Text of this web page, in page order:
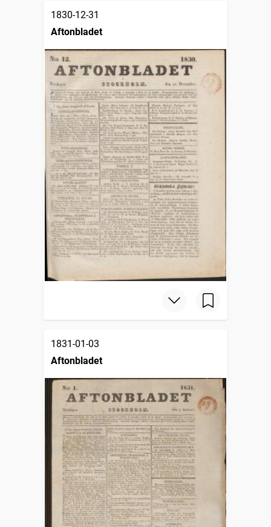
1830-12-31
Aftonbladet
1831-01-03
Aftonbladet